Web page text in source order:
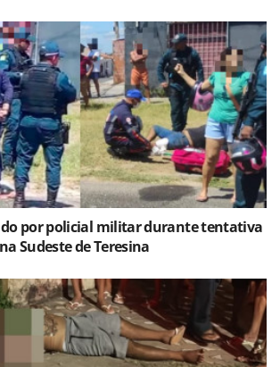
por policial militar durante tentativa
Sudeste de Teresina